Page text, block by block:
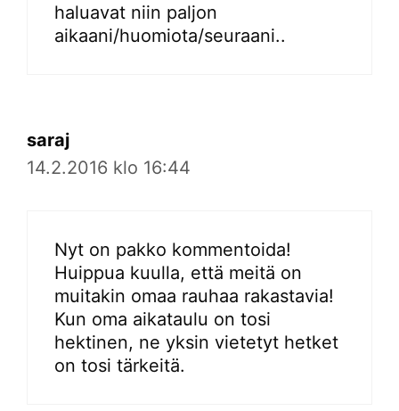
haluavat niin paljon
aikaani/huomiota/seuraani..
saraj
14.2.2016 klo 16:44
Nyt on pakko kommentoida!
Huippua kuulla, että meitä on
muitakin omaa rauhaa rakastavia!
Kun oma aikataulu on tosi
hektinen, ne yksin vietetyt hetket
on tosi tärkeitä.